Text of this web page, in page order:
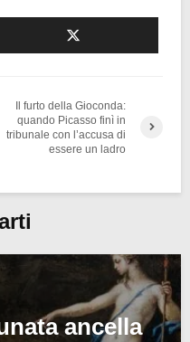
Il furto della Gioconda:
quando Picasso finì in
tribunale con l’accusa di
essere un ladro
ancella